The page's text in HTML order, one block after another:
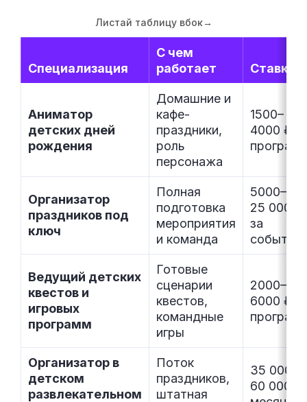
Листай таблицу вбок→
Специализация
С чем
работает
Ставка
Аниматор
детских дней
рождения
Домашние и
кафе-
праздники,
роль
персонажа
1500–
4000 ₽
Организатор
праздников под
ключ
Полная
подготовка
мероприятия
и команда
5000–
25 000 ₽
за
событие
Ведущий детских
квестов и
игровых
программ
Готовые
сценарии
квестов,
командные
игры
2000–
6000 ₽
Организатор в
детском
развлекательном
Поток
праздников,
штатная
35 000–
60 000 ₽